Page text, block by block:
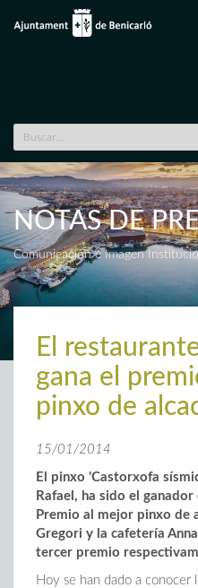
NOTAS DE
Comunicación e Imagen
El
gana el
pinxo de
15/01/2014
El pinxo 'Castorxofa
Rafael, ha sido el
Premio al mejor pinxo de
Gregori y la cafetería
tercer premio
Hoy se han dado a conocer